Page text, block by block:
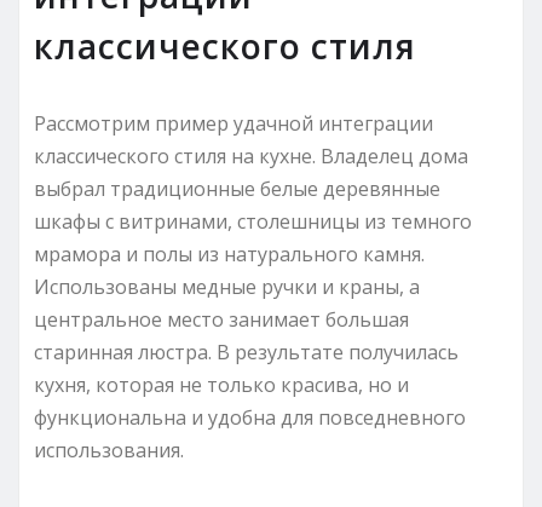
классического стиля
Рассмотрим пример удачной интеграции
классического стиля на кухне. Владелец дома
выбрал традиционные белые деревянные
шкафы с витринами, столешницы из темного
мрамора и полы из натурального камня.
Использованы медные ручки и краны, а
центральное место занимает большая
старинная люстра. В результате получилась
кухня, которая не только красива, но и
функциональна и удобна для повседневного
использования.